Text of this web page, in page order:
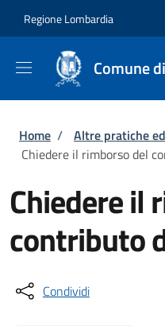
Regione Lombardia
Comune
Briciole di
Home / Altre pratiche
Chiedere il rimborso del
Chiedere il
contributo
Condividi